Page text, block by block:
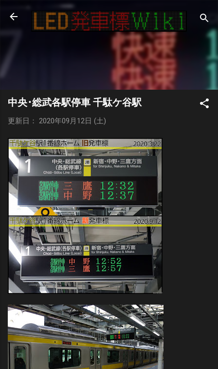
スキップしてメイン コンテンツに移動
中央･総武各駅停車 千駄ケ谷駅
更新日： 2020年09月12日 (土)